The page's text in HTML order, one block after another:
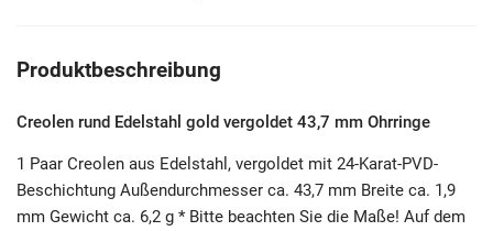
Produktbeschreibung
Creolen rund Edelstahl gold vergoldet 43,7 mm Ohrringe
1 Paar Creolen aus Edelstahl, vergoldet mit 24-Karat-PVD-
Beschichtung Außendurchmesser ca. 43,7 mm Breite ca. 1,9
mm Gewicht ca. 6,2 g * Bitte beachten Sie die Maße! Auf dem